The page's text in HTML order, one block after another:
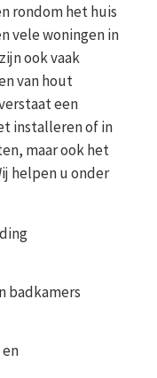
rondom het huis
vele woningen in
ook vaak
van hout
een
installeren of in
maar ook het
helpen u onder
badkamers